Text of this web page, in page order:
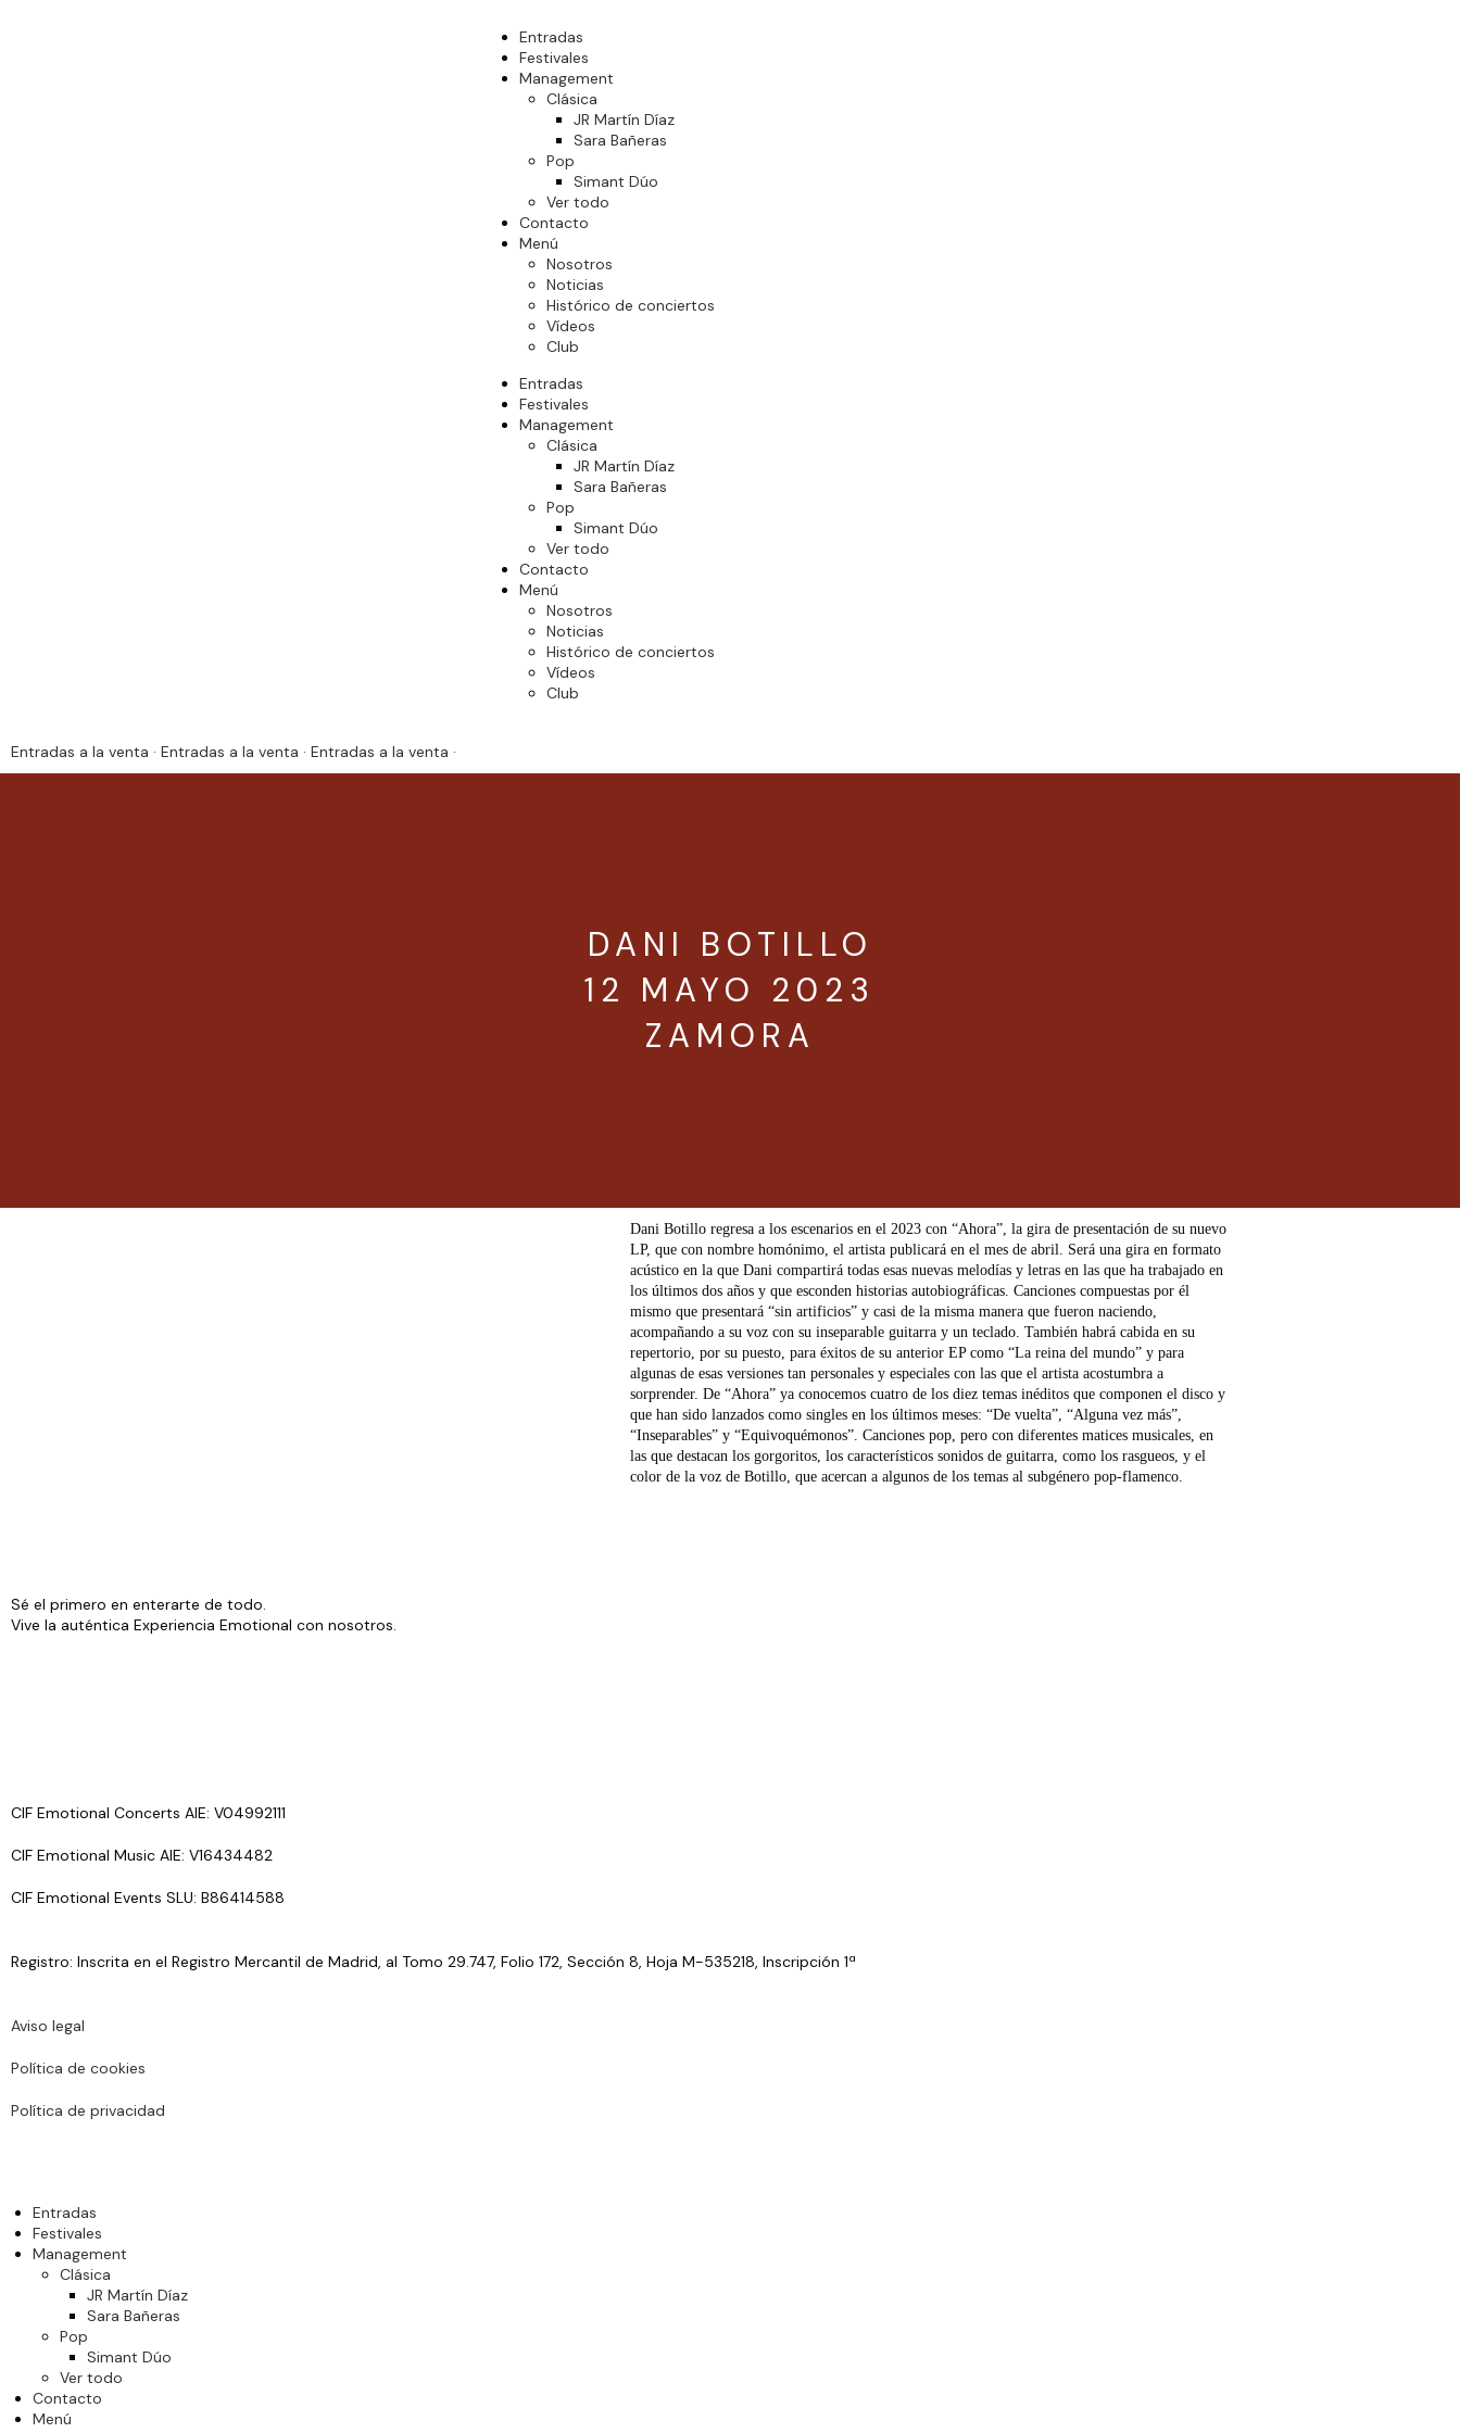
Entradas
Festivales
Management
Clásica
JR Martín Díaz
Sara Bañeras
Pop
Simant Dúo
Ver todo
Contacto
Menú
Nosotros
Noticias
Histórico de conciertos
Vídeos
Club
Entradas
Festivales
Management
Clásica
JR Martín Díaz
Sara Bañeras
Pop
Simant Dúo
Ver todo
Contacto
Menú
Nosotros
Noticias
Histórico de conciertos
Vídeos
Club
Entradas a la venta · Entradas a la venta · Entradas a la venta ·
DANI BOTILLO
12 MAYO 2023
ZAMORA
Dani Botillo regresa a los escenarios en el 2023 con “Ahora”, la gira de presentación de su nuevo
LP, que con nombre homónimo, el artista publicará en el mes de abril. Será una gira en formato
acústico en la que Dani compartirá todas esas nuevas melodías y letras en las que ha trabajado en
los últimos dos años y que esconden historias autobiográficas. Canciones compuestas por él
mismo que presentará “sin artificios” y casi de la misma manera que fueron naciendo,
acompañando a su voz con su inseparable guitarra y un teclado. También habrá cabida en su
repertorio, por su puesto, para éxitos de su anterior EP como “La reina del mundo” y para
algunas de esas versiones tan personales y especiales con las que el artista acostumbra a
sorprender. De “Ahora” ya conocemos cuatro de los diez temas inéditos que componen el disco y
que han sido lanzados como singles en los últimos meses: “De vuelta”, “Alguna vez más”,
“Inseparables” y “Equivoquémonos”. Canciones pop, pero con diferentes matices musicales, en
las que destacan los gorgoritos, los característicos sonidos de guitarra, como los rasgueos, y el
color de la voz de Botillo, que acercan a algunos de los temas al subgénero pop-flamenco.
Sé el primero en enterarte de todo.
Vive la auténtica Experiencia Emotional con nosotros.
CIF Emotional Concerts AIE: V04992111
CIF Emotional Music AIE: V16434482
CIF Emotional Events SLU: B86414588
Registro: Inscrita en el Registro Mercantil de Madrid, al Tomo 29.747, Folio 172, Sección 8, Hoja M-535218, Inscripción 1ª
Aviso legal
Política de cookies
Política de privacidad
Entradas
Festivales
Management
Clásica
JR Martín Díaz
Sara Bañeras
Pop
Simant Dúo
Ver todo
Contacto
Menú